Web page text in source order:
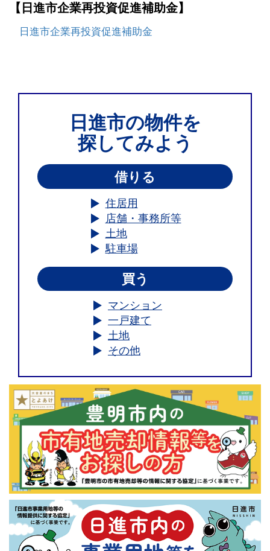
【日進市企業再投資促進補助金】
日進市企業再投資促進補助金
日進市の物件を
探してみよう
借りる
住居用
店舗・事務所等
土地
駐車場
買う
マンション
一戸建て
土地
その他